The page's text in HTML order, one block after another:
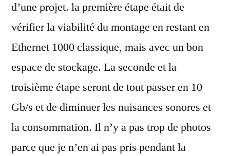
d’une projet. la première étape était de
vérifier la viabilité du montage en restant en
Ethernet 1000 classique, mais avec un bon
espace de stockage. La seconde et la
troisième étape seront de tout passer en 10
Gb/s et de diminuer les nuisances sonores et
la consommation. Il n’y a pas trop de photos
parce que je n’en ai pas pris pendant la